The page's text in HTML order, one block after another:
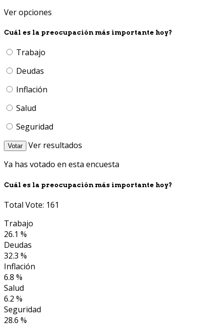
Ver opciones
Cuál es la preocupación más importante hoy?
Trabajo
Deudas
Inflación
Salud
Seguridad
Votar
Ver resultados
Ya has votado en esta encuesta
Cuál es la preocupación más importante hoy?
Total Vote: 161
Trabajo
26.1 %
Deudas
32.3 %
Inflación
6.8 %
Salud
6.2 %
Seguridad
28.6 %